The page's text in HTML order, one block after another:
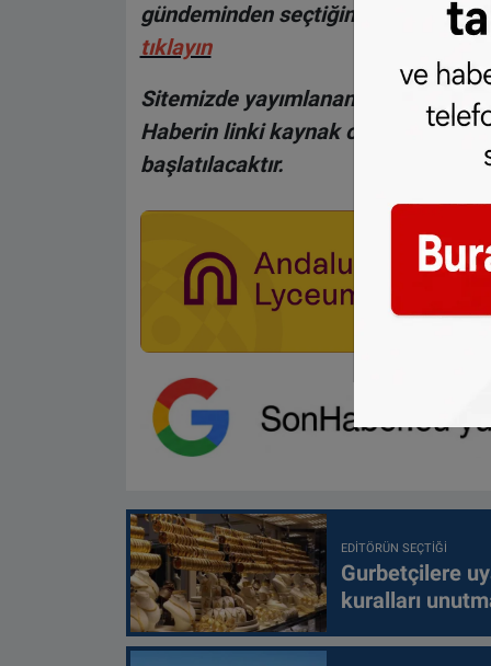
gündeminden seçtiğimiz haberler
tıklayın
Sitemizde yayımlanan haberlerin
Haberin linki kaynak olarak
başlatılacaktır.
EDITÖRÜN SEÇTIĞI
Gurbetçilere
kuralları